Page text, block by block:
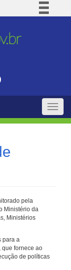
BR
Toggle
pela
Ministério da
Ministérios
para a
que fornece ao
de políticas